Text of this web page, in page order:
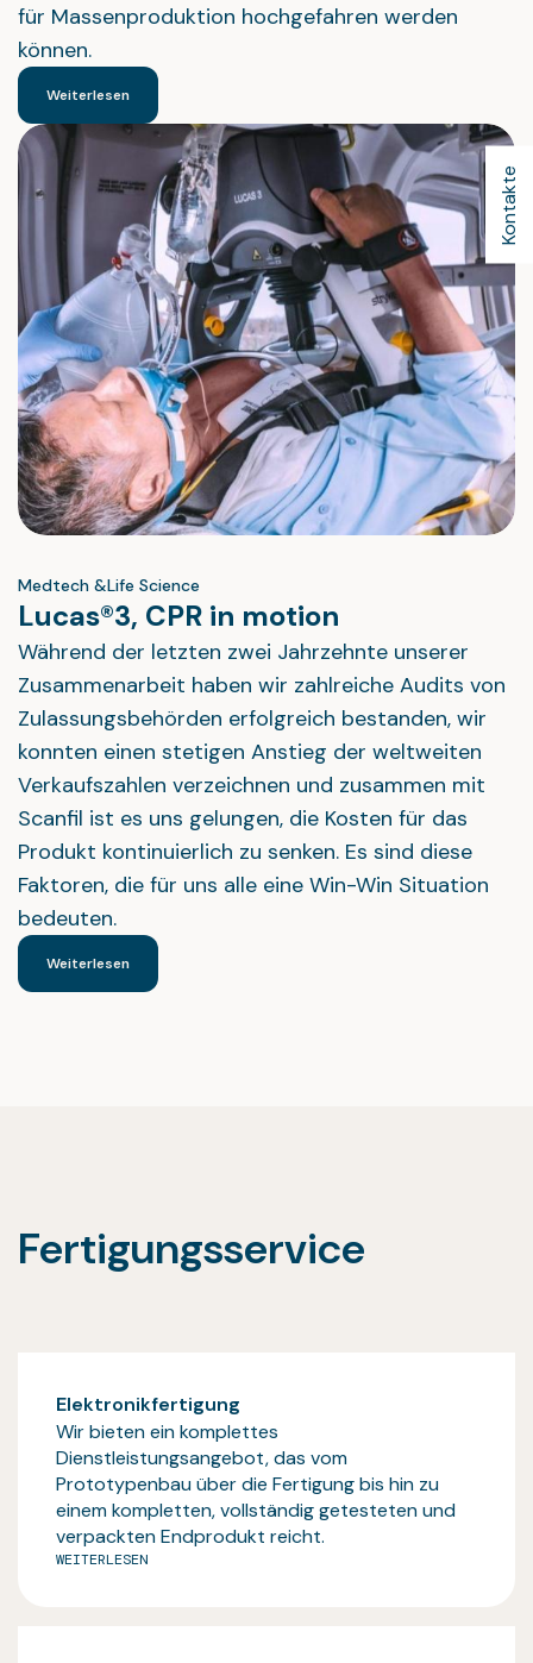
Kontakte
für Massenproduktion hochgefahren werden
können.
Weiterlesen
Medtech &Life Science
Lucas®3, CPR in motion
Während der letzten zwei Jahrzehnte unserer
Zusammenarbeit haben wir zahlreiche Audits von
Zulassungsbehörden erfolgreich bestanden, wir
konnten einen stetigen Anstieg der weltweiten
Verkaufszahlen verzeichnen und zusammen mit
Scanfil ist es uns gelungen, die Kosten für das
Produkt kontinuierlich zu senken. Es sind diese
Faktoren, die für uns alle eine Win-Win Situation
bedeuten.
Weiterlesen
Fertigungsservice
Elektronikfertigung
Wir bieten ein komplettes
Dienstleistungsangebot, das vom
Prototypenbau über die Fertigung bis hin zu
einem kompletten, vollständig getesteten und
verpackten Endprodukt reicht.
WEITERLESEN